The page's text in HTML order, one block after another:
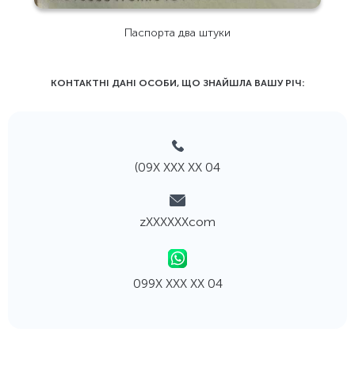
Паспорта два штуки
КОНТАКТНІ ДАНІ ОСОБИ, ЩО ЗНАЙШЛА ВАШУ РIЧ:
(09Х ХХХ ХХ 04
zХХХХХХcom
099Х ХХХ ХХ 04